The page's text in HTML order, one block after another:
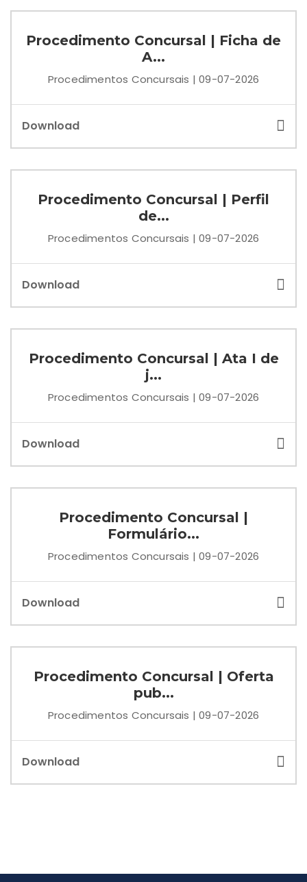
Procedimento Concursal | Ficha de
A...
Procedimentos Concursais | 09-07-2026
Download
Procedimento Concursal | Perfil
de...
Procedimentos Concursais | 09-07-2026
Download
Procedimento Concursal | Ata I de
j...
Procedimentos Concursais | 09-07-2026
Download
Procedimento Concursal |
Formulário...
Procedimentos Concursais | 09-07-2026
Download
Procedimento Concursal | Oferta
pub...
Procedimentos Concursais | 09-07-2026
Download